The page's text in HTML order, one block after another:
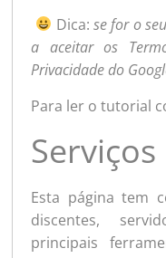
Dica: se for o
a aceitar os
Privacidade do
Para ler o tutorial
Serviços
Esta página tem
discentes,
principais